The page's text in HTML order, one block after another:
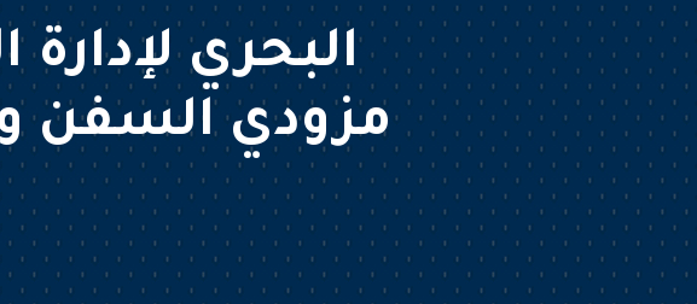
البحري
مزودي السفن